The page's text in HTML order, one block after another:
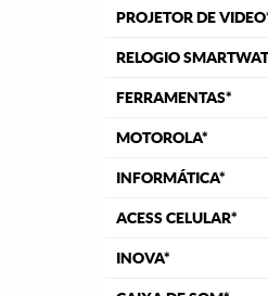
PROJETOR DE
RELOGIO
FERRAMENTAS*
MOTOROLA*
INFORMÁTICA*
ACESS CELULAR*
INOVA*